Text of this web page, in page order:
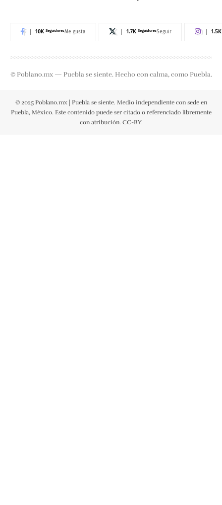
10K SeguidoresMe gusta 1.7K SeguidoresSeguir 1.5K
© Poblano.mx — Puebla se siente. Hecho con calma, como Puebla.
© 2025 Poblano.mx | Puebla se siente. Medio independiente con sede en
Puebla, México. Este contenido puede ser citado o referenciado libremente
con atribución. CC-BY.